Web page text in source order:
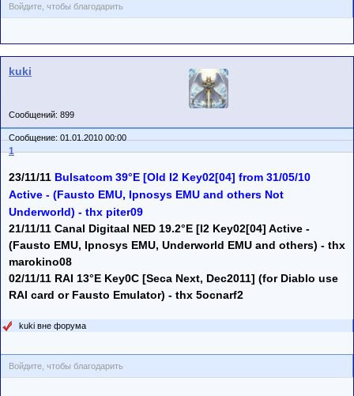
Войдите, чтобы благодарить
kuki
Сообщений: 899
Сообщение: 01.01.2010 00:00
1
23/11/11 Bulsatcom 39°E [Old I2 Key02[04] from 31/05/10
Active - (Fausto EMU, Ipnosys EMU and others Not
Underworld) - thx piter09
21/11/11 Canal Digitaal NED 19.2°E [I2 Key02[04] Active -
(Fausto EMU, Ipnosys EMU, Underworld EMU and others) - thx
marokino08
02/11/11 RAI 13°E Key0C [Seca Next, Dec2011] (for Diablo use
RAI card or Fausto Emulator) - thx 5ocnarf2
kuki вне форума
Войдите, чтобы благодарить